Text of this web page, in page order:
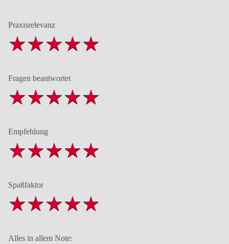
Praxisrelevanz
Fragen beantwortet
Empfehlung
Spaßfaktor
Alles in allem Note: